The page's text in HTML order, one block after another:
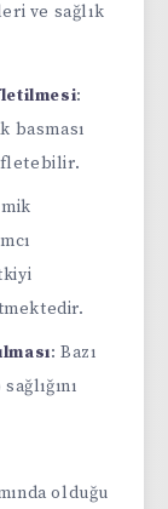
ve sağlık
:
basması
: Bazı
olduğu